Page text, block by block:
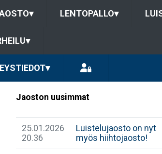
▾ LENTOPALLO▾
▾
▾
Jaoston uusimmat
25.01.2026
20.36
Luistelujaosto on nyt
myös hiihtojaosto!